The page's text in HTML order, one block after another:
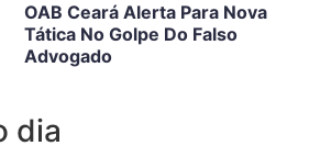
OAB Ceará Alerta Para Nova
Tática No Golpe Do Falso
Advogado
dia